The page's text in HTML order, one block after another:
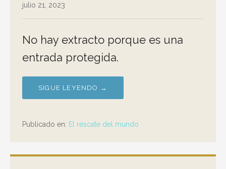
julio 21, 2023
No hay extracto porque es una
entrada protegida.
SIGUE LEYENDO →
Publicado en: El rescate del mundo